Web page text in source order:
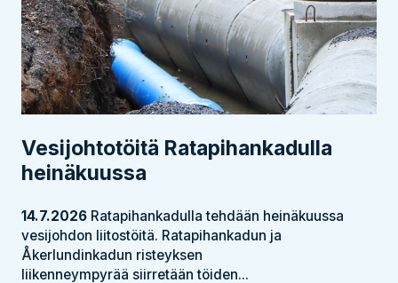
Vesijohtotöitä Ratapihankadulla
heinäkuussa
14.7.2026 Ratapihankadulla tehdään heinäkuussa
vesijohdon liitostöitä. Ratapihankadun ja
Åkerlundinkadun risteyksen
liikenneympyrää siirretään töiden...